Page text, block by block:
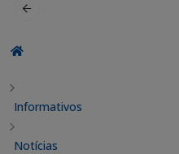
Informativos
Notícias